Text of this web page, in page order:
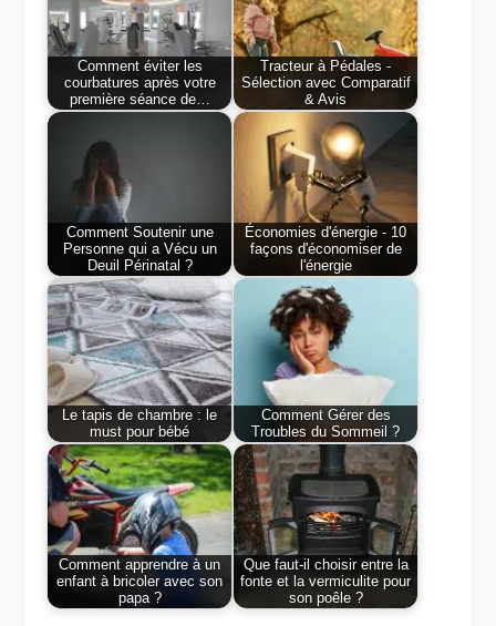
Comment éviter les
courbatures après votre
première séance de…
Tracteur à Pédales -
Sélection avec Comparatif
& Avis
Comment Soutenir une
Personne qui a Vécu un
Deuil Périnatal ?
Économies d'énergie - 10
façons d'économiser de
l'énergie
Le tapis de chambre : le
must pour bébé
Comment Gérer des
Troubles du Sommeil ?
Comment apprendre à un
enfant à bricoler avec son
papa ?
Que faut-il choisir entre la
fonte et la vermiculite pour
son poêle ?